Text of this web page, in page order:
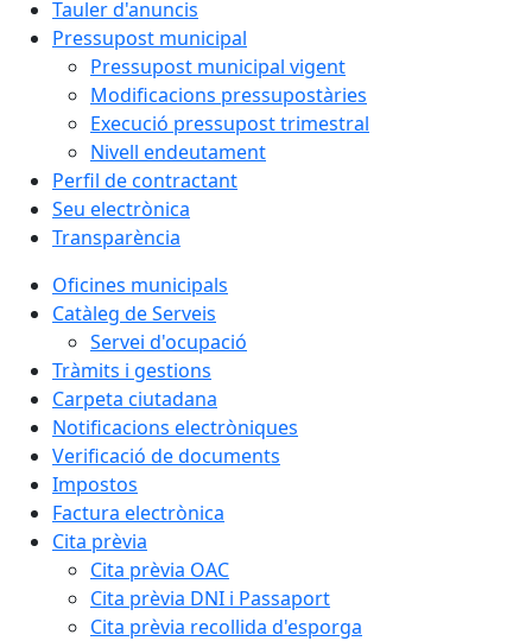
Tauler d'anuncis
Pressupost municipal
Pressupost municipal vigent
Modificacions pressupostàries
Execució pressupost trimestral
Nivell endeutament
Perfil de contractant
Seu electrònica
Transparència
Oficines municipals
Catàleg de Serveis
Servei d'ocupació
Tràmits i gestions
Carpeta ciutadana
Notificacions electròniques
Verificació de documents
Impostos
Factura electrònica
Cita prèvia
Cita prèvia OAC
Cita prèvia DNI i Passaport
Cita prèvia recollida d'esporga